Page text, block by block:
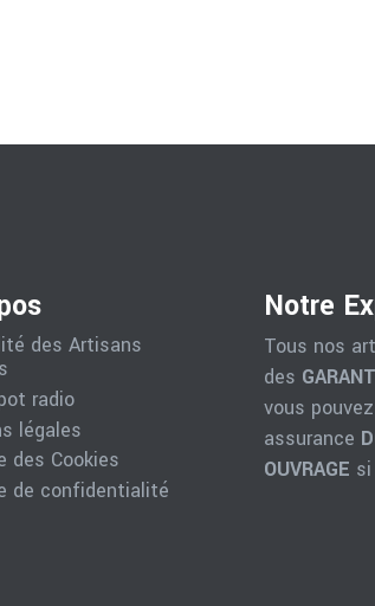
des Artisans
radio
légales
des Cookies
de confidentialité
Notre
Tous nos
des
vous
assurance
OUVRAGE